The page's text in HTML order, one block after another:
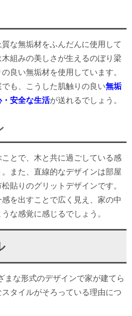
な無垢材をふんだんに使用して
組みの美しさが生えるのぼり梁
良い無垢材を使用しています。
も、こうした肌触りの良い無垢
安全な生活が送れるでしょう。
とで、木と共に過ごしている感
また、直線的なデザインは部屋
貼りのグリットデザインです。
を出すことで広く見え、家の中
な感覚に感じるでしょう。
まな形式のデザインで家が建てら
タイルがそろっている理由につ